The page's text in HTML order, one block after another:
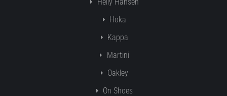
Hoka
Kappa
Martini
Oakley
On Shoes